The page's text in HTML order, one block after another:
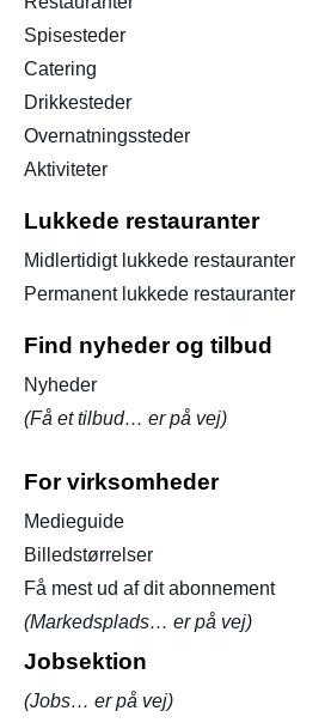
Spisesteder
Catering
Drikkesteder
Overnatningssteder
Aktiviteter
Lukkede restauranter
Midlertidigt lukkede restauranter
Permanent lukkede restauranter
Find nyheder og tilbud
Nyheder
(Få et tilbud… er på vej)
For virksomheder
Medieguide
Billedstørrelser
Få mest ud af dit abonnement
(Markedsplads… er på vej)
Jobsektion
(Jobs… er på vej)